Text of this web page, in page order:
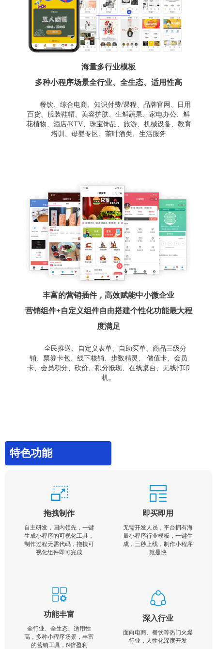
海量多行业模板
多种小程序场景全行业、全生态、适用性高
餐饮、综合电商、知识付费/课程、品牌官网、日用
百货、服装鞋帽、美容护肤、生鲜蔬果、家电办公、鲜
花植物、酒店/KTV、珠宝饰品、旅游、机械设备、教育
培训、母婴专区、茶叶酒类、生活服务
丰富的营销插件，高效赋能中小微企业
营销组件+自定义组件自由搭建个性化功能最大程
度满足
全民推送、自定义表单、自助买单、商品三级分
销、票券卡包、线下核销、步数精灵、 储值卡、会员
卡、会员积分、砍价、积分抵现、在线桌台、无线打印
机。
特色功能
拖拽制作
自主研发，国内领先，一键
生成小程序的可视化工具，
制作过程无需代码，拖拽可
视化组件即可完成
即买即用
无需开发人员，平台拥有海
量小程序行业模板，一键生
成，三秒上线，制作小程序
就是快
功能丰富
全行业、全生态、适用性
高，多种小程序场景，丰富
的营销工具，N倍盈利
深入行业
面向电商、餐饮等热门火爆
行业，人性化深度开发